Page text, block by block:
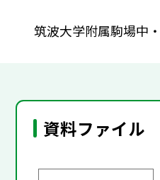
筑波大学附属駒場中
資料ファイル